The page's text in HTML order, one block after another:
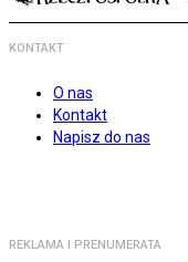
KONTAKT
O nas
Kontakt
Napisz do nas
REKLAMA I PRENUMERATA